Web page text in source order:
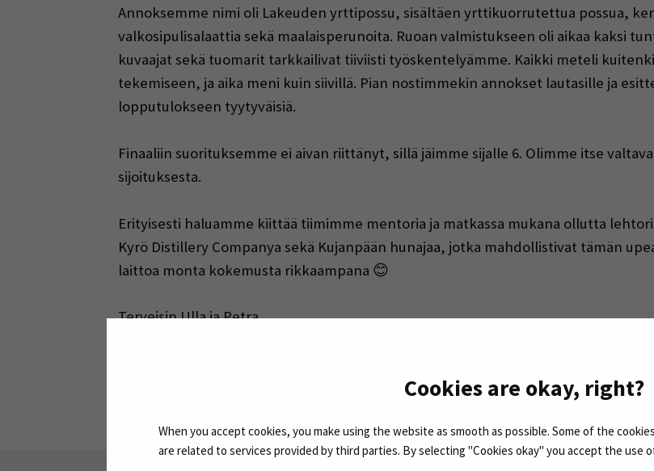
Cookies are okay, right?
When you accept cookies, you make using the website as smooth as possible. Some of the
are related to services provided by third parties. By selecting "Cookies okay" you accept the use
Annoksemme nimi oli Lakeuden yrttipossu, sisältäen yrttikuorrutettua possua,
valkosipulisalaattia sekä maalaisperunoita. Ruoan valmistukseen oli aikaa kaksi
kuvaajat sekä tuomarit tarkkailivat tiiviisti työskentelyämme. Kaikki meteli
tekemiseen, ja aika meni kuin siivillä. Pian nostimmekin annokset lautasille ja
lopputulokseen tyytyväisiä.
Finaaliin suorituksemme ei aivan riittänyt, sillä jäimme sijalle 6. Olimme itse
sijoituksesta.
Erityisesti haluamme kiittää tiimimme mentoria ja matkassa mukana ollutta
Kyrö Distillery Companya sekä Kujanpään hunajaa, jotka mahdollistivat tämän
laittoa monta kokemusta rikkaampana 😊
Terveisin Ulla ja Petra